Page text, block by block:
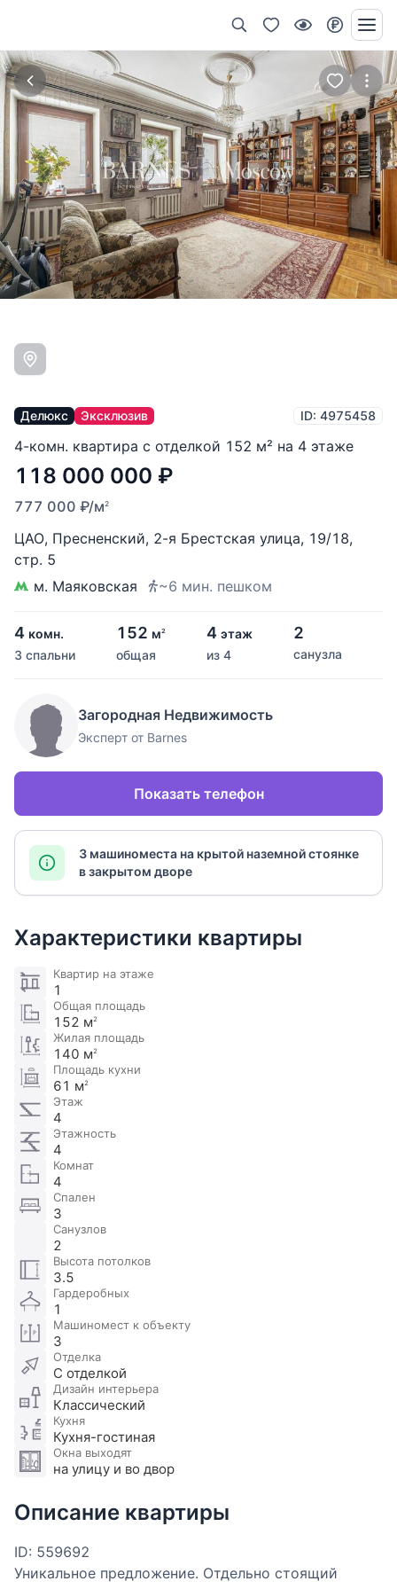
Делюкс Эксклюзив ID: 4975458
4-комн. квартира с отделкой 152 м² на 4 этаже
118 000 000 ₽
777 000 ₽/м2
ЦАО, Пресненский, 2-я Брестская улица, 19/18,
стр. 5
м. Маяковская
~6 мин. пешком
4 комн.
3 спальни
152 м2
общая
4 этаж
из 4
2
санузла
Загородная Недвижимость
Эксперт от Barnes
Показать телефон
3 машиноместа на крытой наземной стоянке
в закрытом дворе
Характеристики квартиры
Квартир на этаже
1
Общая площадь
152 м2
Жилая площадь
140 м2
Площадь кухни
61 м2
Этаж
4
Этажность
4
Комнат
4
Спален
3
Санузлов
2
Высота потолков
3.5
Гардеробных
1
Машиномест к объекту
3
Отделка
С отделкой
Дизайн интерьера
Классический
Кухня
Кухня-гостиная
Окна выходят
на улицу и во двор
Описание квартиры
ID: 559692
Уникальное предложение. Отдельно стоящий